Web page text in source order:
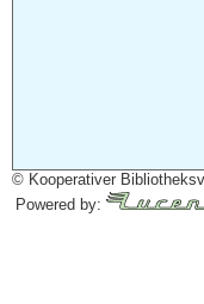
© Kooperativer
Powered by: